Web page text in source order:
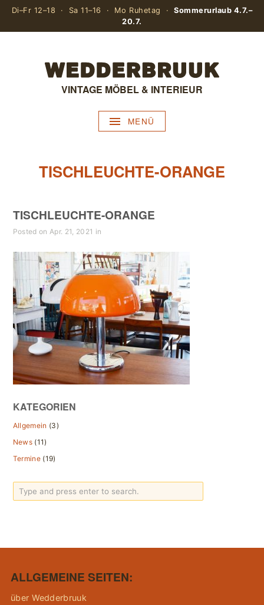
Di–Fr 12–18 · Sa 11–16 · Mo Ruhetag ·Sommerurlaub 4.7.–
20.7.
VINTAGE MÖBEL & INTERIEUR
MENÜ
TISCHLEUCHTE-ORANGE
TISCHLEUCHTE-ORANGE
Posted on Apr. 21, 2021 in
KATEGORIEN
Allgemein (3)
News (11)
Termine (19)
ALLGEMEINE SEITEN:
über Wedderbruuk